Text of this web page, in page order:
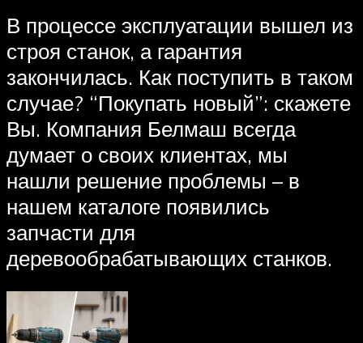
В процессе эксплуатации вышел из
строя станок, а гарантия
закончилась. Как поступить в таком
случае? “Покупать новый”: скажете
Вы. Компания Белмаш всегда
думает о своих клиентах, мы
нашли решение проблемы – в
нашем каталоге появились
запчасти для
деревообрабатывающих станков.